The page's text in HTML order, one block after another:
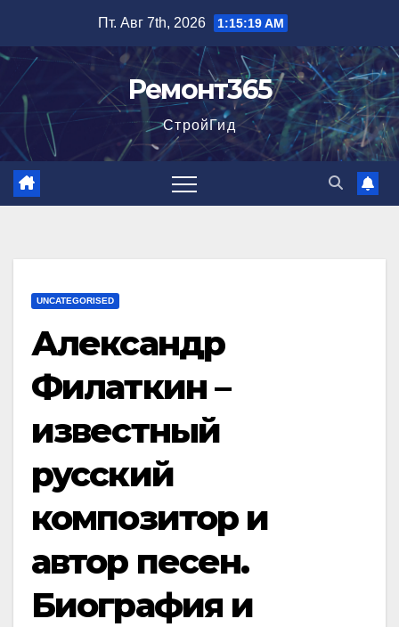
содержимому
Пт. Авг 7th, 2026 1:15:20 AM
Ремонт365
СтройГид
UNCATEGORISED
Александр
Филаткин –
известный
русский
композитор и
автор песен.
Биография и